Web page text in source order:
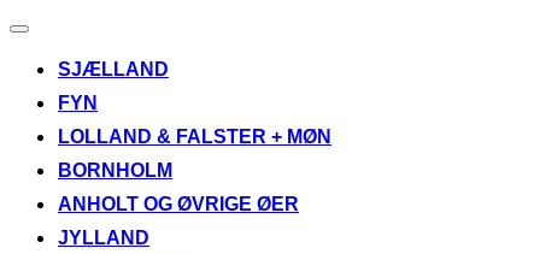
Slå
til/fraSJÆLLAND
FYN
LOLLAND & FALSTER + MØN
BORNHOLM
ANHOLT OG ØVRIGE ØER
JYLLAND